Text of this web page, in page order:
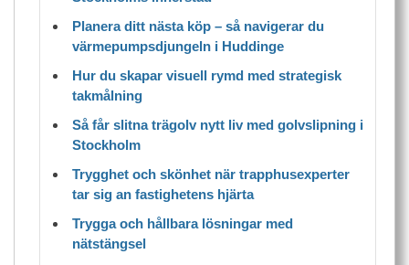
Planera ditt nästa köp – så navigerar du
värmepumpsdjungeln i Huddinge
Hur du skapar visuell rymd med strategisk
takmålning
Så får slitna trägolv nytt liv med golvslipning i
Stockholm
Trygghet och skönhet när trapphusexperter
tar sig an fastighetens hjärta
Trygga och hållbara lösningar med
nätstängsel